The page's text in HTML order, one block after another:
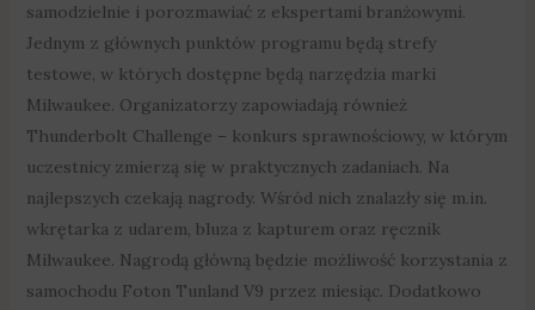
samodzielnie i porozmawiać z ekspertami branżowymi.
Jednym z głównych punktów programu będą strefy
testowe, w których dostępne będą narzędzia marki
Milwaukee. Organizatorzy zapowiadają również
Thunderbolt Challenge – konkurs sprawnościowy, w którym
uczestnicy zmierzą się w praktycznych zadaniach. Na
najlepszych czekają nagrody. Wśród nich znalazły się m.in.
wkrętarka z udarem, bluza z kapturem oraz ręcznik
Milwaukee. Nagrodą główną będzie możliwość korzystania z
samochodu Foton Tunland V9 przez miesiąc. Dodatkowo